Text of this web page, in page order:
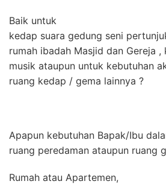
Baik untuk
kedap suara gedung seni
rumah ibadah Masjid dan Gereja
musik ataupun untuk kebutuhan
ruang kedap / gema lainnya ?
Apapun kebutuhan Bapak/Ibu
ruang peredaman ataupun ruang
Rumah atau Apartemen,